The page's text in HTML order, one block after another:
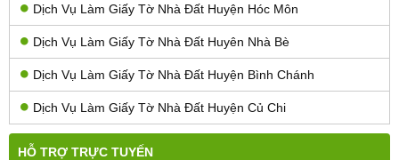
Dịch Vụ Làm Giấy Tờ Nhà Đất Huyện Hóc Môn
Dịch Vụ Làm Giấy Tờ Nhà Đất Huyên Nhà Bè
Dịch Vụ Làm Giấy Tờ Nhà Đất Huyện Bình Chánh
Dịch Vụ Làm Giấy Tờ Nhà Đất Huyện Củ Chi
HỖ TRỢ TRỰC TUYẾN